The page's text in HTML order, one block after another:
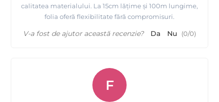
calitatea materialului. La 15cm lățime și 100m lungime,
folia oferă flexibilitate fără compromisuri.
V-a fost de ajutor această recenzie? Da Nu (0/0)
F